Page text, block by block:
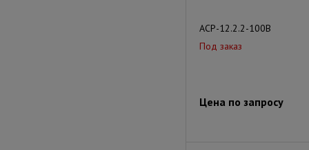
АСР-12.2.2-100В
Под заказ
Цена по запросу